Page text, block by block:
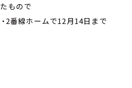
もので
2番線ホームで12月14日まで